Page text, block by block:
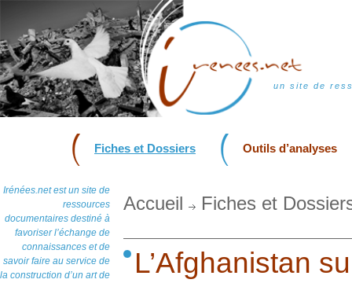
un site de
Fiches et Dossiers Outils d’analyses
Irénées.net est un site de
ressources
documentaires destiné à
favoriser l’échange de
connaissances et de
savoir faire au service de
la construction d’un art de
Accueil Fiches et
L’Afghanistan